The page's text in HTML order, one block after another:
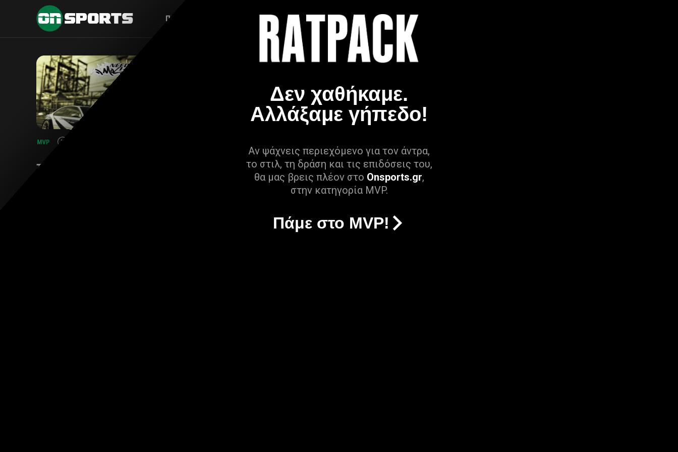
Δεν χαθήκαμε.
Αλλάξαμε γήπεδο!
Αν ψάχνεις περιεχόμενο για τον άντρα,
το στιλ, τη δράση και τις επιδόσεις του,
θα μας βρεις πλέον στο Onsports.gr,
στην κατηγορία MVP.
Πάμε στο MVP!